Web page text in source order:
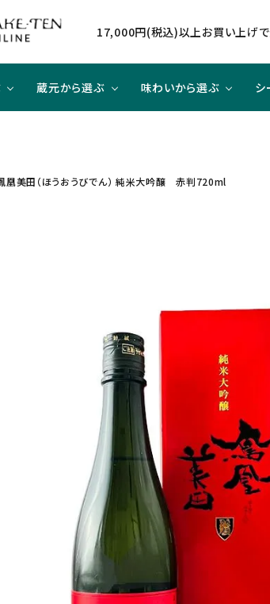
17,000円(税込)以上お買い上げで
蔵元から選ぶ 味わいから選ぶ シ
凰美田（ほうおうびでん） 純米大吟醸 赤判720ml